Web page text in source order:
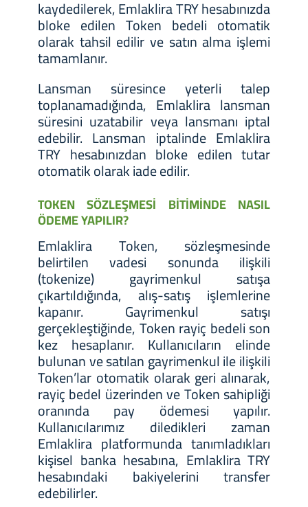
kaydedilerek, Emlaklira TRY hesabınızda
bloke edilen Token bedeli otomatik
olarak tahsil edilir ve satın alma işlemi
tamamlanır.
Lansman süresince yeterli talep
toplanamadığında, Emlaklira lansman
süresini uzatabilir veya lansmanı iptal
edebilir. Lansman iptalinde Emlaklira
TRY hesabınızdan bloke edilen tutar
otomatik olarak iade edilir.
TOKEN SÖZLEŞMESİ BİTİMİNDE NASIL
ÖDEME YAPILIR?
Emlaklira Token, sözleşmesinde
belirtilen vadesi sonunda ilişkili
(tokenize) gayrimenkul satışa
çıkartıldığında, alış-satış işlemlerine
kapanır. Gayrimenkul satışı
gerçekleştiğinde, Token rayiç bedeli son
kez hesaplanır. Kullanıcıların elinde
bulunan ve satılan gayrimenkul ile ilişkili
Token’lar otomatik olarak geri alınarak,
rayiç bedel üzerinden ve Token sahipliği
oranında pay ödemesi yapılır.
Kullanıcılarımız diledikleri zaman
Emlaklira platformunda tanımladıkları
kişisel banka hesabına, Emlaklira TRY
hesabındaki bakiyelerini transfer
edebilirler.